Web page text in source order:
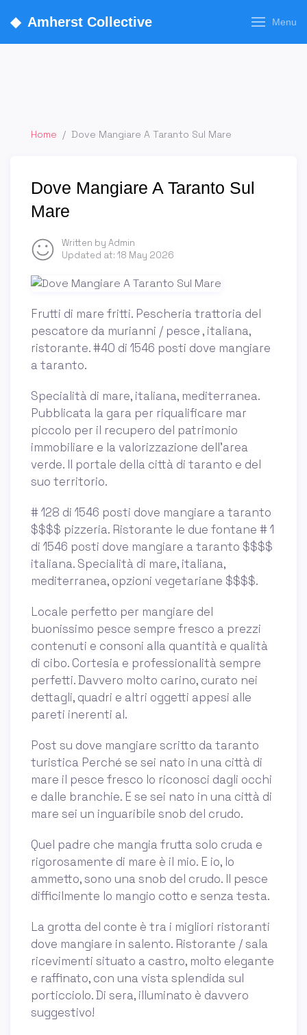
◆ Amherst Collective Menu
Home / Dove Mangiare A Taranto Sul Mare
Dove Mangiare A Taranto Sul
Mare
Written by Admin
Updated at: 18 May 2026
Frutti di mare fritti. Pescheria trattoria del
pescatore da murianni / pesce , italiana,
ristorante. #40 di 1546 posti dove mangiare
a taranto.
Specialità di mare, italiana, mediterranea.
Pubblicata la gara per riqualificare mar
piccolo per il recupero del patrimonio
immobiliare e la valorizzazione dell’area
verde. Il portale della città di taranto e del
suo territorio.
# 128 di 1546 posti dove mangiare a taranto
$$$$ pizzeria. Ristorante le due fontane # 1
di 1546 posti dove mangiare a taranto $$$$
italiana. Specialità di mare, italiana,
mediterranea, opzioni vegetariane $$$$.
Locale perfetto per mangiare del
buonissimo pesce sempre fresco a prezzi
contenuti e consoni alla quantità e qualità
di cibo. Cortesia e professionalità sempre
perfetti. Davvero molto carino, curato nei
dettagli, quadri e altri oggetti appesi alle
pareti inerenti al.
Post su dove mangiare scritto da taranto
turistica Perché se sei nato in una città di
mare il pesce fresco lo riconosci dagli occhi
e dalle branchie. E se sei nato in una città di
mare sei un inguaribile snob del crudo.
Quel padre che mangia frutta solo cruda e
rigorosamente di mare è il mio. E io, lo
ammetto, sono una snob del crudo. Il pesce
difficilmente lo mangio cotto e senza testa.
La grotta del conte è tra i migliori ristoranti
dove mangiare in salento. Ristorante / sala
ricevimenti situato a castro, molto elegante
e raffinato, con una vista splendida sul
porticciolo. Di sera, illuminato è davvero
suggestivo!